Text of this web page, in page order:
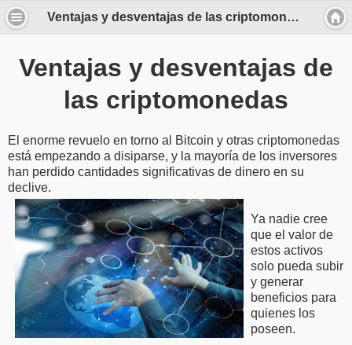
Ventajas y desventajas de las criptomonedas
Ventajas y desventajas de
las criptomonedas
El enorme revuelo en torno al Bitcoin y otras criptomonedas
está empezando a disiparse, y la mayoría de los inversores
han perdido cantidades significativas de dinero en su
declive.
Ya nadie cree
que el valor de
estos activos
solo pueda subir
y generar
beneficios para
quienes los
poseen.